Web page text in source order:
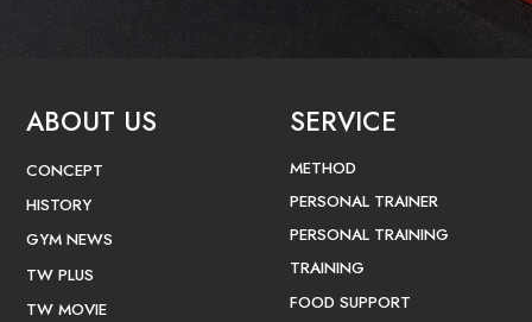
ABOUT US
CONCEPT
HISTORY
GYM NEWS
TW PLUS
TW MOVIE
SERVICE
METHOD
PERSONAL TRAINER
PERSONAL TRAINING
TRAINING
FOOD SUPPORT